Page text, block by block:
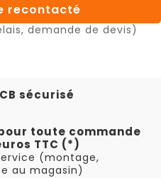
recontacté
demande de devis)
sécurisé
pour toute commande
TTC (*)
(montage,
au magasin)